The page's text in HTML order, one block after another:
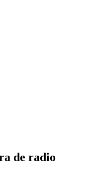
de radio